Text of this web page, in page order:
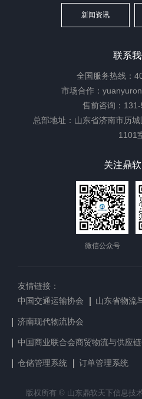
新闻资讯
联系
全国服务热线：
市场合作：
售前咨询：
总部地址：山东省济南市历
1101
关注鼎
微信公众号
友情链接：
中国交通运输协会
山东省物流
济南现代物流协会
中国商业联合会商贸物流与供应
仓储管理系统 订单管理系统
版权所有 © 山东鼎软天下信息技